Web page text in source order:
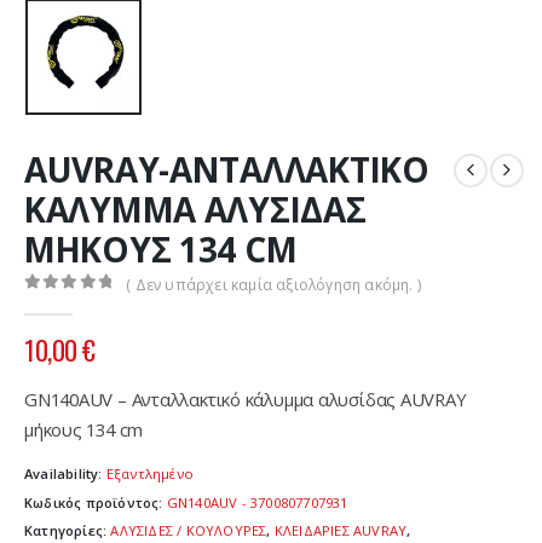
AUVRAY-ΑΝΤΑΛΛΑΚΤΙΚΟ
ΚΑΛΥΜΜΑ ΑΛΥΣΙΔΑΣ
ΜΗΚΟΥΣ 134 CM
( Δεν υπάρχει καμία αξιολόγηση ακόμη. )
10,00€
GN140AUV – Ανταλλακτικό κάλυμμα αλυσίδας AUVRAY
μήκους 134 cm
Availability: Εξαντλημένο
Κωδικός προϊόντος: GN140AUV - 3700807707931
Κατηγορίες:ΑΛΥΣΙΔΕΣ / ΚΟΥΛΟΥΡΕΣ, ΚΛΕΙΔΑΡΙΕΣ AUVRAY,